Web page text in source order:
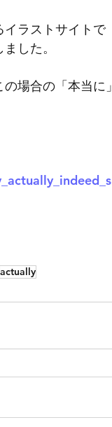
ラストサイトで
した。
場合の「本当に
actually